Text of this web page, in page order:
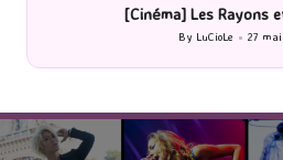
[Cinéma] Les Rayons
Posted
by
By LuCioLe 27